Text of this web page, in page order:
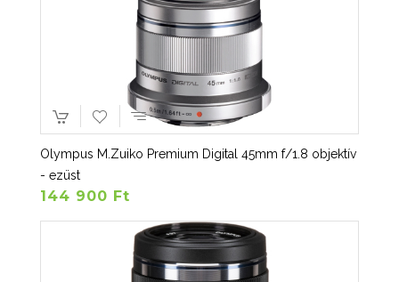
Olympus M.Zuiko Premium Digital 45mm f/1.8 objektív
- ezüst
144 900 Ft